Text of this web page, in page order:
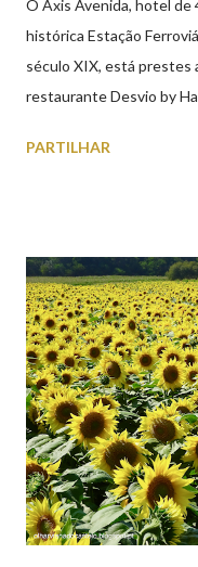
O Axis Avenida, hotel de
histórica Estação
século XIX, está prestes
restaurante Desvio by
peças históricas cedidas
PARTILHAR